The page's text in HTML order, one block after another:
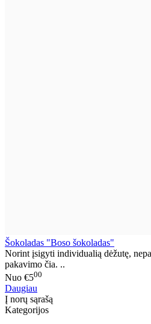
Šokoladas "Boso šokoladas"
Norint įsigyti individualią dėžutę,
pakavimo čia. ..
Nuo €500
Daugiau
Į norų sąrašą
Kategorijos